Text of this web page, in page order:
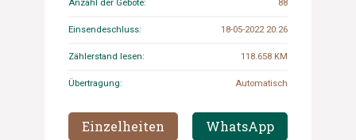
Anzahl der Gebote: 88
Einsendeschluss: 18-05-2022 20:26
Zählerstand lesen: 118.658 KM
Übertragung: Automatisch
Einzelheiten WhatsApp